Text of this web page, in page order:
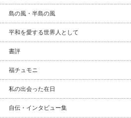
島の風・半島の風
平和を愛する世界人として
書評
福チュモニ
私の出会った在日
自伝・インタビュー集